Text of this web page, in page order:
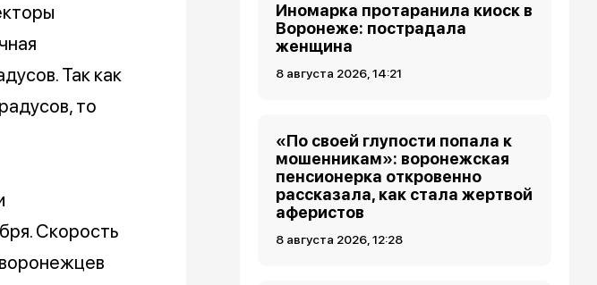
Так как
то
Скорость
Иномарка протаранила киоск в
Воронеже: пострадала
женщина
8 августа 2026, 14:21
«По своей глупости попала к
мошенникам»: воронежская
пенсионерка откровенно
рассказала, как стала жертвой
аферистов
8 августа 2026, 12:28